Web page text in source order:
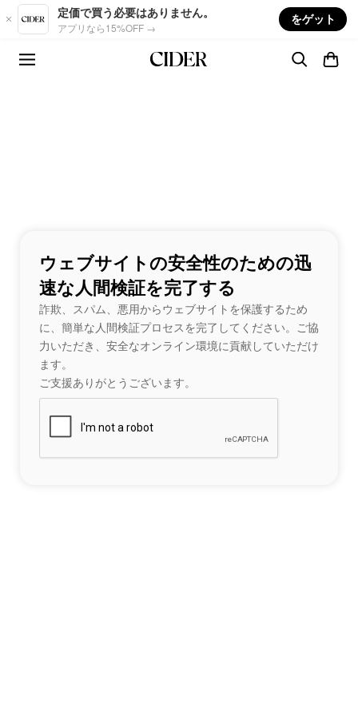
Skip to main content
定価で買う必要はありません。
アプリなら15%OFF →
をゲット
ウェブサイトの安全性のための迅
速な人間検証を完了する
詐欺、スパム、悪用からウェブサイトを保護するため
に、簡単な人間検証プロセスを完了してください。ご協
力いただき、安全なオンライン環境に貢献していただけ
ます。
ご支援ありがとうございます。